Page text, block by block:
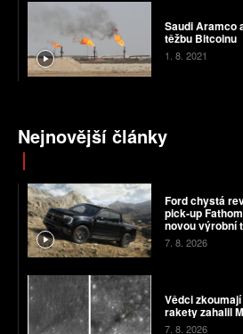
Saudi Aramco
těžbu Bitcoinu
1. 8. 2021
Nejnovější články
Ford chystá
pick-up
novou výrobní
7. 8. 2026
Vědci
rakety zahalil
7. 8. 2026